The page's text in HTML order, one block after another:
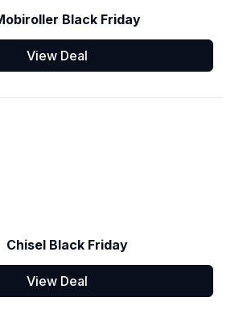
Black Friday
View Deal
Chisel Black Friday
View Deal